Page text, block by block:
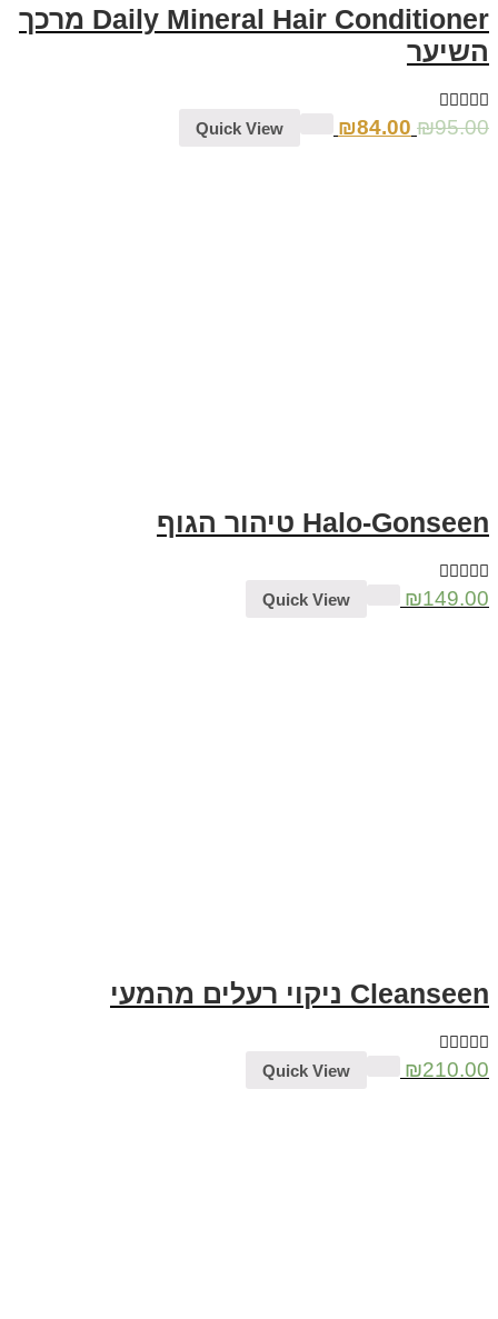
Daily Mineral Hair Conditioner מרכך
השיער
₪95.00
₪84.00
Quick View
Halo-Gonseen טיהור הגוף
₪149.00
Quick View
Cleanseen ניקוי רעלים מהמעי
₪210.00
Quick View